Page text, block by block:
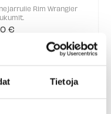
Tietoja
Rim Wrangler
€